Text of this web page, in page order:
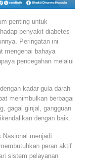
penting untuk
penyakit diabetes
Peringatan ini
mengenai bahaya
pencegahan melalui
kadar gula darah
menimbulkan berbagai
gagal ginjal, gangguan
dengan baik.
Nasional menjadi
peran aktif
sistem pelayanan